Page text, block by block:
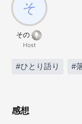
その
Host
#ひとり語り #
感想